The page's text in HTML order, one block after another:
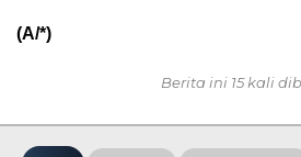
(A/*)
Berita ini 15 kali